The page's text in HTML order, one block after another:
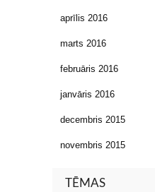
aprīlis 2016
marts 2016
februāris 2016
janvāris 2016
decembris 2015
novembris 2015
TĒMAS